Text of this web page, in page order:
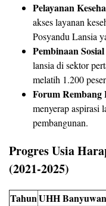
Pelayanan
akses layanan
Posyandu Lansia
Pembinaan
lansia di sektor
melatih 1.200
Forum Rembang
menyerap aspirasi
pembangunan.
Progres Usia
(2021-2025)
TahunUHH